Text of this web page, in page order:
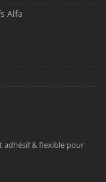
Alfa
adhésif & flexible pour